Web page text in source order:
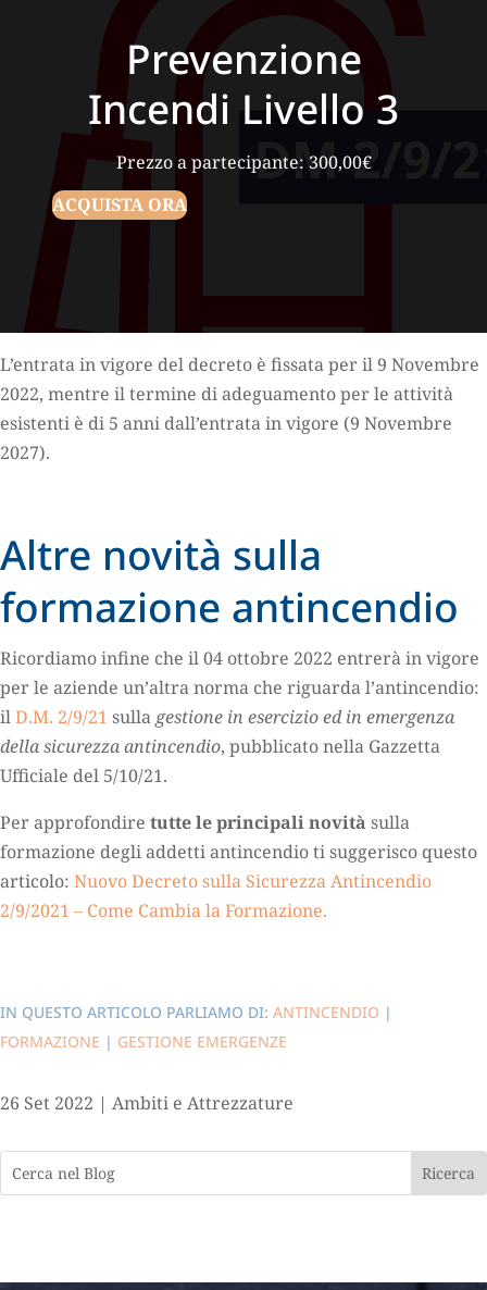
Prevenzione
Incendi Livello 3
Prezzo a partecipante: 300,00€
ACQUISTA ORA
L’entrata in vigore del decreto è fissata per il 9 Novembre
2022, mentre il termine di adeguamento per le attività
esistenti è di 5 anni dall’entrata in vigore (9 Novembre
2027).
Altre novità sulla
formazione antincendio
Ricordiamo infine che il 04 ottobre 2022 entrerà in vigore
per le aziende un’altra norma che riguarda l’antincendio:
ilD.M. 2/9/21 sulla gestione in esercizio ed in emergenza
della sicurezza antincendio, pubblicato nella Gazzetta
Ufficiale del 5/10/21.
Per approfondire tutte le principali novità sulla
formazione degli addetti antincendio ti suggerisco questo
articolo: Nuovo Decretosulla Sicurezza Antincendio
2/9/2021 – Come Cambia la Formazione.
IN QUESTO ARTICOLO PARLIAMO DI: ANTINCENDIO |
FORMAZIONE | GESTIONE EMERGENZE
26 Set 2022 | Ambiti e Attrezzature